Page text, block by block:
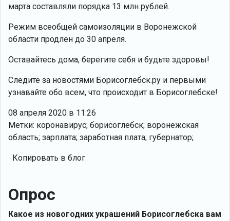
марта составляли порядка 13 млн рублей.
Режим всеобщей самоизоляции в Воронежской
области продлен до 30 апреля.
Оставайтесь дома, берегите себя и будьте здоровы!
Следите за новостями Борисоглебск.ру и первыми
узнавайте обо всем, что происходит в Борисоглебске!
08 апреля 2020 в 11:26
Метки: коронавирус; борисоглебск; воронежская
область; зарплата; заработная плата; губернатор;
Копировать в блог
Опрос
Какое из новогодних украшений Борисоглебска вам